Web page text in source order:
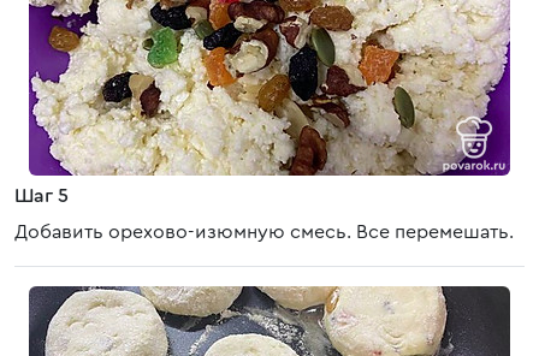
Шаг 5
Добавить орехово-изюмную смесь. Все перемешать.